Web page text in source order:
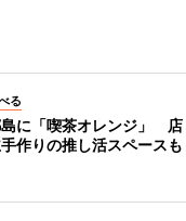
る
に「喫茶オレンジ」 店
作りの推し活スペースも